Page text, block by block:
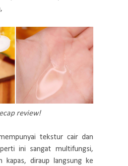
review!
tekstur cair dan
ini sangat multifungsi,
kapas, diraup langsung ke